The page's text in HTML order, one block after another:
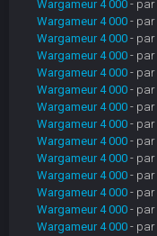
Wargameur 4 000 - par
Wargameur 4 000 - par
Wargameur 4 000 - par
Wargameur 4 000 - par
Wargameur 4 000 - par
Wargameur 4 000 - par
Wargameur 4 000 - par
Wargameur 4 000 - par
Wargameur 4 000 - par
Wargameur 4 000 - par
Wargameur 4 000 - par
Wargameur 4 000 - par
Wargameur 4 000 - par
Wargameur 4 000 - par